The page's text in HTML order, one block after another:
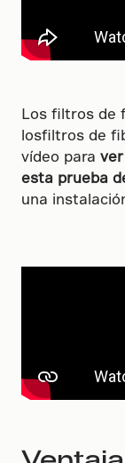
Los filtros de
losfiltros de
vídeo para
esta prueba
una